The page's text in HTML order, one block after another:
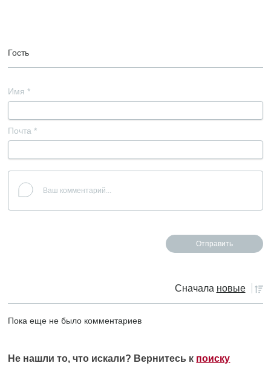
Гость
Имя *
Почта *
Сначала новые
Пока еще не было комментариев
Не нашли то, что искали? Вернитесь к поиску